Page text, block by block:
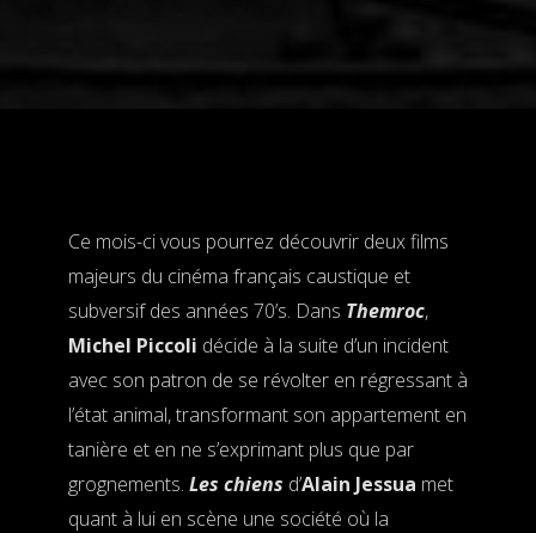
Ce mois-ci vous pourrez découvrir deux films
majeurs du cinéma français caustique et
subversif des années 70’s. Dans Themroc,
Michel Piccoli décide à la suite d’un incident
avec son patron de se révolter en régressant à
l’état animal, transformant son appartement en
tanière et en ne s’exprimant plus que par
grognements. Les chiens d’Alain Jessua met
quant à lui en scène une société où la